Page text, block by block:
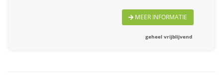
MEER INFORMATIE
geheel vrijblijvend